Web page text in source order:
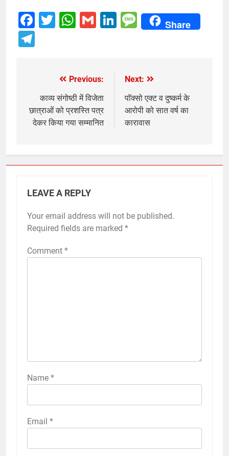
Facebook
Twitter
WhatsApp
GmailLinkedIn
Message
Share
navigation
Previous:
काव्य संगोष्ठी में विजेता
छात्राओं को प्रशस्ति पत्र
देकर किया गया सम्मानित
Next:
पॉक्सो एक्ट व दुष्कर्म के
आरोपी को सात वर्ष का
कारावास
LEAVE A REPLY
Your email address will not be published.
Required fields are marked *
Comment *
Name *
Email *